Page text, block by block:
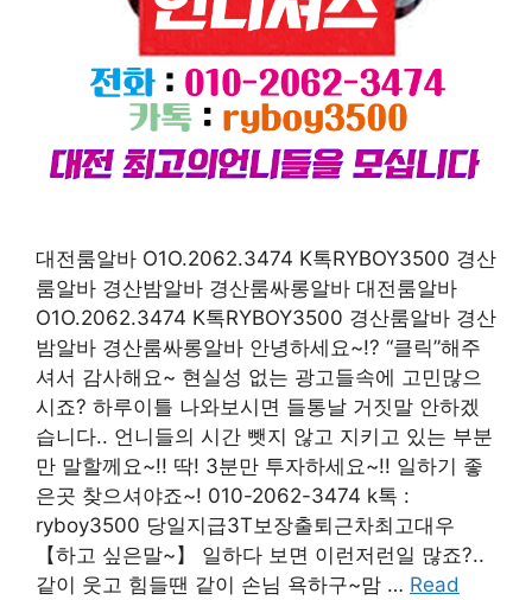
대전룸알바 O1O.2062.3474 K톡RYBOY3500 경산
룸알바 경산밤알바 경산룸싸롱알바 대전룸알바
O1O.2062.3474 K톡RYBOY3500 경산룸알바 경산
밤알바 경산룸싸롱알바 안녕하세요~!? “클릭”해주
셔서 감사해요~ 현실성 없는 광고들속에 고민많으
시죠? 하루이틀 나와보시면 들통날 거짓말 안하겠
습니다.. 언니들의 시간 뺏지 않고 지키고 있는 부분
만 말할께요~!! 딱! 3분만 투자하세요~!! 일하기 좋
은곳 찾으셔야죠~! 010-2062-3474 k톡 :
ryboy3500 당일지급3T보장출퇴근차최고대우
【하고 싶은말~】 일하다 보면 이런저런일 많죠?..
같이 웃고 힘들땐 같이 손님 욕하구~맘 … Read